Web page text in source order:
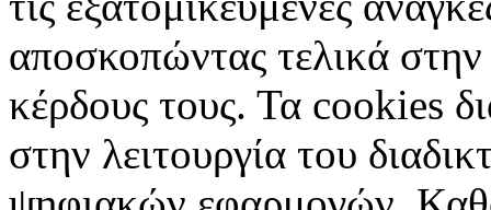
αποσκοπώντας τελικά
κέρδους τους. Τα cookies
στην λειτουργία του